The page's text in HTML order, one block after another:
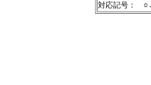
対応記号：